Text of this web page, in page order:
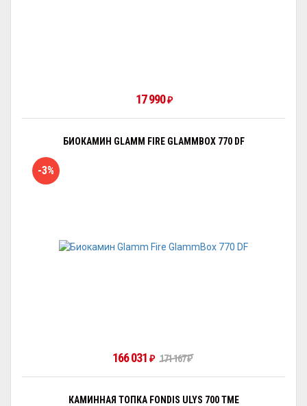
17 990₽
БИОКАМИН GLAMM FIRE GLAMMBOX 770 DF
-3%
166 031 ₽ 171 167₽
КАМИННАЯ ТОПКА FONDIS ULYS 700 TME